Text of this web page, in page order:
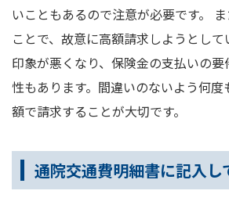
いこともあるので注意が必要です。
ことで、故意に高額請求しようとし
印象が悪くなり、保険金の支払いの
性もあります。間違いのないよう何
額で請求することが大切です。
通院交通費明細書に記入し